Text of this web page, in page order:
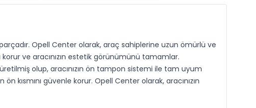
parçadır. Opell Center olarak, araç sahiplerine uzun ömürlü ve
korur ve aracınızın estetik görünümünü tamamlar.
olup, aracınızın ön tampon sistemi ile tam uyum
kısmını güvenle korur. Opell Center olarak, aracınızın